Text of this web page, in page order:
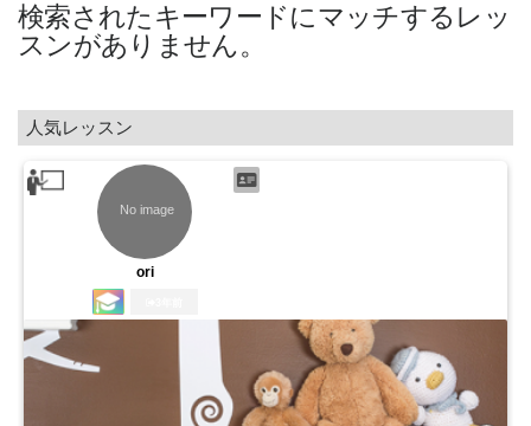
検索されたキーワードにマッチするレッ
スンがありません。
人気レッスン
ori